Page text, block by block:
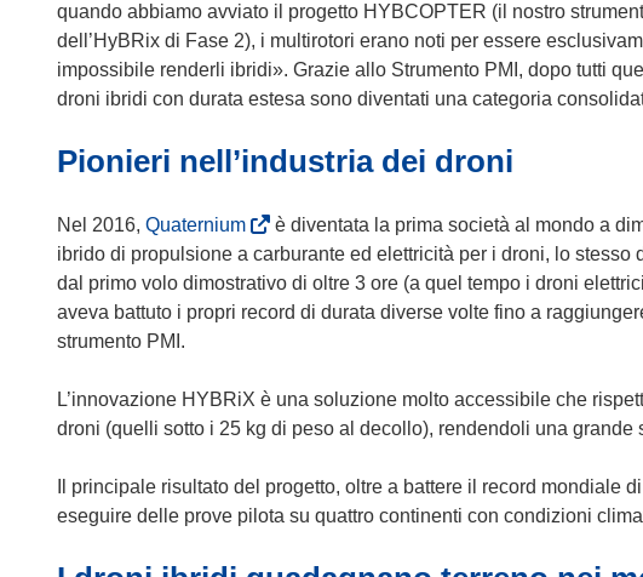
n
v
a
i
n
e
s
a
)
u
o
a
f
i
n
e
t
r
)
quando abbiamo avviato il progetto HYBCOPTER (il nostro
dell’HyBRix di Fase 2), i multirotori erano noti per essere
impossibile renderli ibridi». Grazie allo Strumento PMI, dopo tutti
droni ibridi con durata estesa sono diventati una categoria
Pionieri nell’industria dei droni
Nel 2016, Quaternium(
s
i
a
e
i
u
n
n
è diventata la prima società al mondo a
ibrido di propulsione a carburante ed elettricità per i droni, lo
dal primo volo dimostrativo di oltre 3 ore (a quel tempo i droni
aveva battuto i propri record di durata diverse volte fino a
strumento PMI.
L’innovazione HYBRiX è una soluzione molto accessibile che
droni (quelli sotto i 25 kg di peso al decollo), rendendoli una grande
Il principale risultato del progetto, oltre a battere il record mondiale
eseguire delle prove pilota su quattro continenti con condizioni